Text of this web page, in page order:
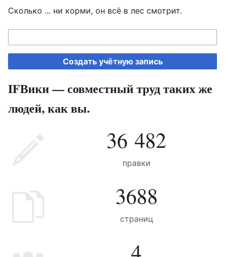
Сколько ... ни корми, он всё в лес смотрит.
Создать учётную запись
IFВики — совместный труд таких же
людей, как вы.
36 482
правки
3688
страниц